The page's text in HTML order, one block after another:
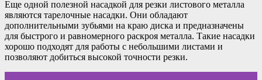
Еще одной полезной насадкой для резки листового металла
являются тарелочные насадки. Они обладают
дополнительными зубьями на краю диска и предназначены
для быстрого и равномерного раскроя металла. Такие насадки
хорошо подходят для работы с небольшими листами и
позволяют добиться высокой точности резки.